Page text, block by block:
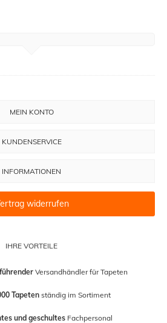
IHRE VORTEILE
Versandhändler für Tapeten
Tapeten ständig im Sortiment
und geschultes Fachpersonal
MEIN KONTO
KUNDENSERVICE
INFORMATIONEN
widerrufen